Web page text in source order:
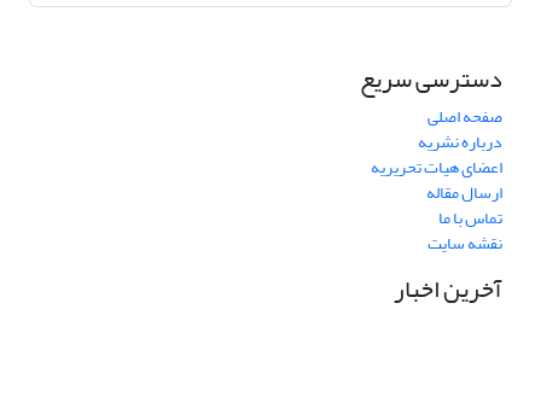
دسترسی سریع
صفحه اصلی
درباره نشریه
اعضای هیات تحریریه
ارسال مقاله
تماس با ما
نقشه سایت
آخرین اخبار